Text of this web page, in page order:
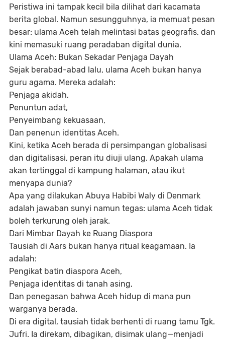
Peristiwa ini tampak kecil bila dilihat dari kacamata
berita global. Namun sesungguhnya, ia memuat pesan
besar: ulama Aceh telah melintasi batas geografis, dan
kini memasuki ruang peradaban digital dunia.
Ulama Aceh: Bukan Sekadar Penjaga Dayah
Sejak berabad-abad lalu, ulama Aceh bukan hanya
guru agama. Mereka adalah:
Penjaga akidah,
Penuntun adat,
Penyeimbang kekuasaan,
Dan penenun identitas Aceh.
Kini, ketika Aceh berada di persimpangan globalisasi
dan digitalisasi, peran itu diuji ulang. Apakah ulama
akan tertinggal di kampung halaman, atau ikut
menyapa dunia?
Apa yang dilakukan Abuya Habibi Waly di Denmark
adalah jawaban sunyi namun tegas: ulama Aceh tidak
boleh terkurung oleh jarak.
Dari Mimbar Dayah ke Ruang Diaspora
Tausiah di Aars bukan hanya ritual keagamaan. Ia
adalah:
Pengikat batin diaspora Aceh,
Penjaga identitas di tanah asing,
Dan penegasan bahwa Aceh hidup di mana pun
warganya berada.
Di era digital, tausiah tidak berhenti di ruang tamu Tgk.
Jufri. Ia direkam, dibagikan, disimak ulang—menjadi